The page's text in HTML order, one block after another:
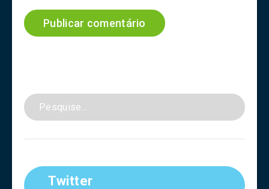
Twitter